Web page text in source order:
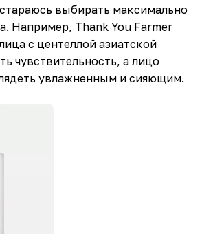
выбирать максимально
Например, Thank You Farmer
с центеллой азиатской
чувствительность, а лицо
увлажненным и сияющим.